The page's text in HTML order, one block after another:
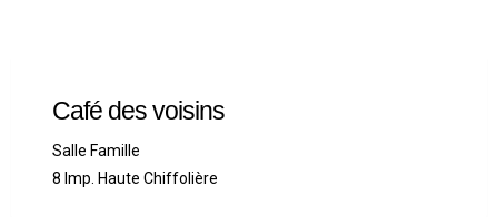
Café des voisins
Salle Famille
8 Imp. Haute Chiffolière